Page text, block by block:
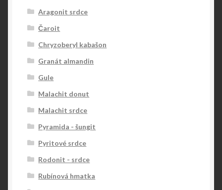
Aragonit srdce
Čaroit
Chryzoberyl kabašon
Granát almandin
Gule
Malachit donut
Malachit srdce
Pyramida - šungit
Pyritové srdce
Rodonit - srdce
Rubínová hmatka